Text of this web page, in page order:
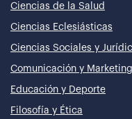
Ciencias de la Salud
Ciencias Eclesiásticas
Ciencias Sociales y
Comunicación y Marketing
Educación y Deporte
Filosofía y Ética